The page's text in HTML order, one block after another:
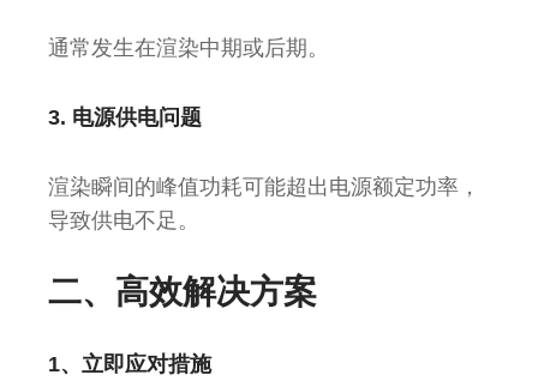
通常发生在渲染中期或后期。
3. 电源供电问题
渲染瞬间的峰值功耗可能超出电源额定功率，
导致供电不足。
二、高效解决方案
1、立即应对措施